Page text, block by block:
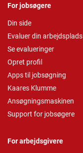
For jobsøgere
Din side
Evaluer din arbejdsplads
Se evalueringer
Opret profil
Apps til jobsøgning
Kaares Klumme
Ansøgningsmaskinen
Support for jobsøgere
For arbejdsgivere